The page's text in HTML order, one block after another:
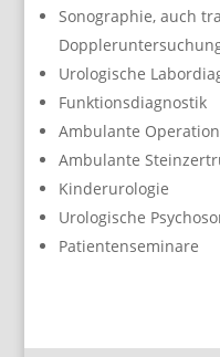
Sonographie, auch
Urologische
Funktionsdiagnostik
Ambulante
Ambulante
Kinderurologie
Urologische
Patientenseminare